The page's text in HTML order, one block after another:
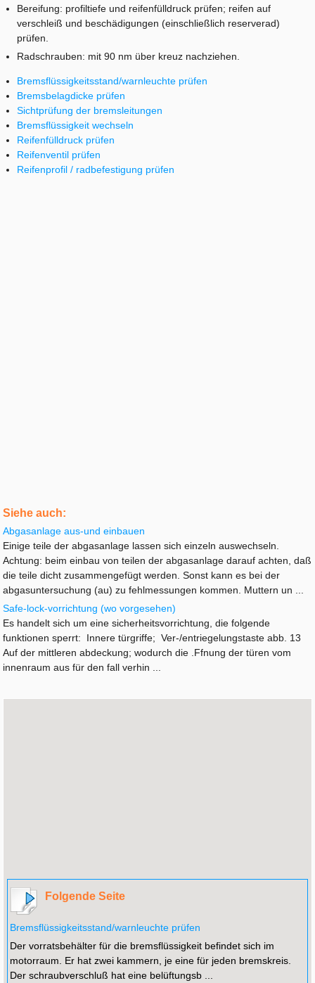
Bereifung: profiltiefe und reifenfülldruck prüfen; reifen auf
verschleiß und beschädigungen (einschließlich reserverad)
prüfen.
Radschrauben: mit 90 nm über kreuz nachziehen.
Bremsflüssigkeitsstand/warnleuchte prüfen
Bremsbelagdicke prüfen
Sichtprüfung der bremsleitungen
Bremsflüssigkeit wechseln
Reifenfülldruck prüfen
Reifenventil prüfen
Reifenprofil / radbefestigung prüfen
Siehe auch:
Abgasanlage aus-und einbauen
Einige teile der abgasanlage lassen sich einzeln auswechseln.
Achtung: beim einbau von teilen der abgasanlage darauf achten, daß
die teile dicht zusammengefügt werden. Sonst kann es bei der
abgasuntersuchung (au) zu fehlmessungen kommen. Muttern un ...
Safe-lock-vorrichtung (wo vorgesehen)
Es handelt sich um eine sicherheitsvorrichtung, die folgende
funktionen sperrt: Innere türgriffe; Ver-/entriegelungstaste abb. 13
Auf der mittleren abdeckung; wodurch die .Ffnung der türen vom
innenraum aus für den fall verhin ...
Folgende Seite
Bremsflüssigkeitsstand/warnleuchte prüfen
Der vorratsbehälter für die bremsflüssigkeit befindet sich im
motorraum. Er hat zwei kammern, je eine für jeden bremskreis.
Der schraubverschluß hat eine belüftungsb ...